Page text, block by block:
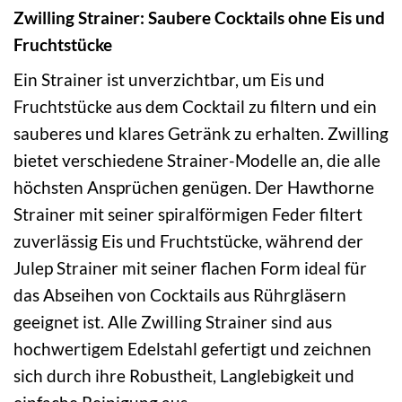
Zwilling Strainer: Saubere Cocktails ohne Eis und
Fruchtstücke
Ein Strainer ist unverzichtbar, um Eis und
Fruchtstücke aus dem Cocktail zu filtern und ein
sauberes und klares Getränk zu erhalten. Zwilling
bietet verschiedene Strainer-Modelle an, die alle
höchsten Ansprüchen genügen. Der Hawthorne
Strainer mit seiner spiralförmigen Feder filtert
zuverlässig Eis und Fruchtstücke, während der
Julep Strainer mit seiner flachen Form ideal für
das Abseihen von Cocktails aus Rührgläsern
geeignet ist. Alle Zwilling Strainer sind aus
hochwertigem Edelstahl gefertigt und zeichnen
sich durch ihre Robustheit, Langlebigkeit und